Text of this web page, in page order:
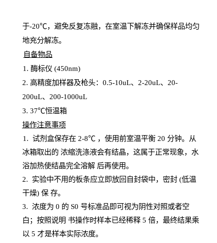
于-20℃，避免反复冻融，在室温下解冻并确保样品均匀
地充分解冻。
自备物品
1 . 酶标仪 (450nm)
2. 高精度加样器及枪头： 0.5-10uL、 2-20uL、 20-
200uL、 200-1000uL
3. 37℃恒温箱
操作注意事项
1. 试剂盒保存在 2-8℃ ，使用前室温平衡 20 分钟。从
冰箱取出的 浓缩洗涤液会有结晶，这属于正常现象，水
浴加热使结晶完全溶解 后再使用。
2. 实验中不用的板条应立即放回自封袋中，密封(低温
干燥) 保 存。
3. 浓度为 0 的 S0 号标准品即可视为阴性对照或者空
白；按照说明 书操作时样本已经稀释5 倍，最终结果乘
以 5 才是样本实际浓度。